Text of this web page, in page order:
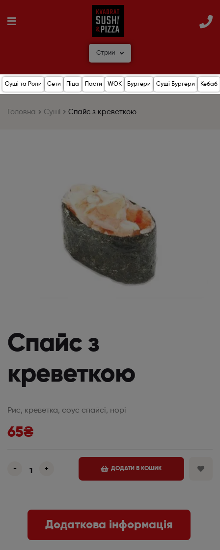
Стрий
Суші та Роли Сети Піца Пасти WOK Бургери Суші Бургери Кебаб
Головна Суші Спайс з креветкою
Спайс з
креветкою
Рис, креветка, соус спайсі, норі
65₴
- + ДОДАТИ В КОШИК
Додаткова інформація